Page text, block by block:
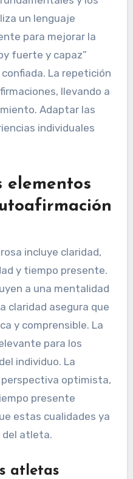
un lenguaje
para mejorar la
fuerte y capaz”
La repetición
llevando a
Adaptar las
individuales
elementos
incluye claridad,
y tiempo presente.
a una mentalidad
claridad asegura que
y comprensible. La
para los
individuo. La
optimista,
presente
estas cualidades ya
del atleta.
atletas